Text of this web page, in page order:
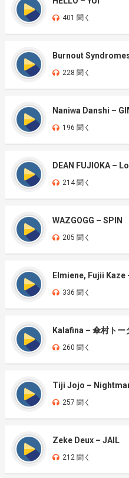
401 聞く
Burnout
228 聞く
Naniwa Danshi –
196 聞く
DEAN FUJIOKA –
214 聞く
WAZGOGG – SPIN
205 聞く
Elmiene, Fujii Kaze
336 聞く
Kalafina – 傘村トー
260 聞く
Tiji Jojo –
257 聞く
Zeke Deux – JAIL
212 聞く